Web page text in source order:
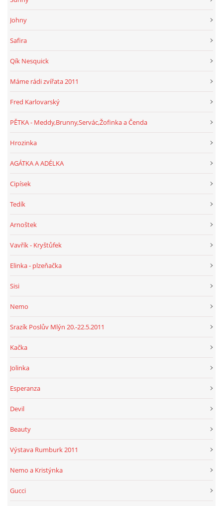
Johny
Safira
Qík Nesquick
Máme rádi zvířata 2011
Fred Karlovarský
PĚTKA - Meddy,Brunny,Servác,Žofinka a Čenda
Hrozinka
AGÁTKA A ADÉLKA
Cipísek
Tedík
Arnoštek
Vavřík - Kryštůfek
Elinka - plzeňačka
Sisi
Nemo
Srazík Poslův Mlýn 20.-22.5.2011
Kačka
Jolinka
Esperanza
Devil
Beauty
Výstava Rumburk 2011
Nemo a Kristýnka
Gucci